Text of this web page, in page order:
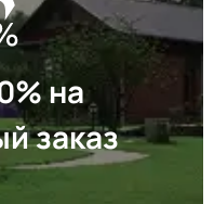
на
заказ